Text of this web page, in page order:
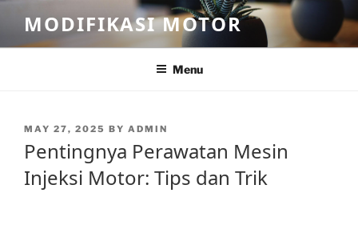
content
MODIFIKASI MOTOR
Menu
POSTED
MAY 27, 2025 BY ADMIN
Pentingnya Perawatan Mesin
Injeksi Motor: Tips dan Trik